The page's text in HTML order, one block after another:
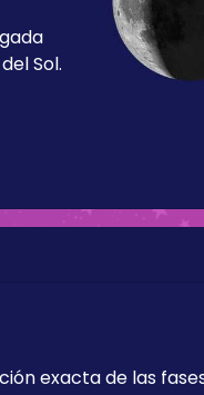
Sol.
exacta de las